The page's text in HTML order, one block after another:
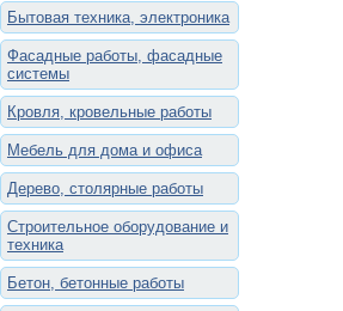
Бытовая техника, электроника
Фасадные работы, фасадные
системы
Кровля, кровельные работы
Мебель для дома и офиса
Дерево, столярные работы
Строительное оборудование и
техника
Бетон, бетонные работы